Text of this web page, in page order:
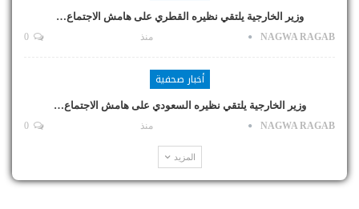
وزير الخارجية يلتقي نظيره القطري على هامش الاجتماع…
NAGWA RAGAB منذ
أخبار صحفية
وزير الخارجية يلتقي نظيره السعودي على هامش الاجتماع…
NAGWA RAGAB منذ
المزيد